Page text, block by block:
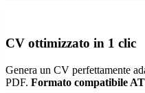
CV ottimizzato in 1 clic
Genera un CV perfettamente
PDF. Formato compatibile